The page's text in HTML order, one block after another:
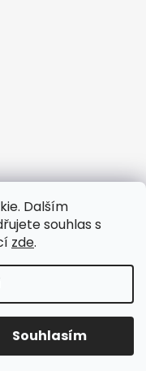
Dalším
souhlas s
zde.
Souhlasím
práva vyhrazena.